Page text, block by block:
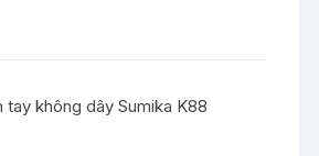
tay không dây Sumika K88